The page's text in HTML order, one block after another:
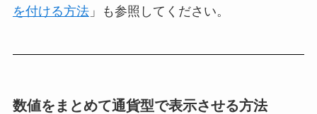
を付ける方法」も参照してください。
数値をまとめて通貨型で表示させる方法